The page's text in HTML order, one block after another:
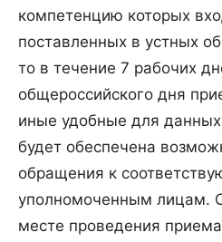
компетенцию которых
поставленных в устных
то в течение 7 рабочих
общероссийского дня
иные удобные для данных
будет обеспечена
обращения к
уполномоченным лицам.
месте проведения